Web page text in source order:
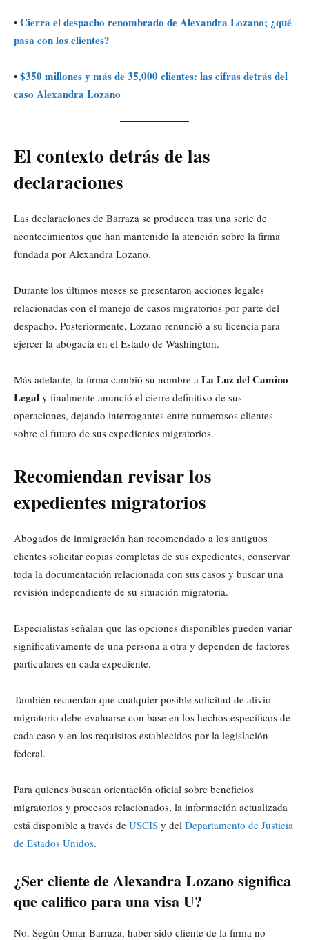
• Cierra el despacho renombrado de Alexandra Lozano; ¿qué
pasa con los clientes?
• $350 millones y más de 35,000 clientes: las cifras detrás del
caso Alexandra Lozano
El contexto detrás de las
declaraciones
Las declaraciones de Barraza se producen tras una serie de
acontecimientos que han mantenido la atención sobre la firma
fundada por Alexandra Lozano.
Durante los últimos meses se presentaron acciones legales
relacionadas con el manejo de casos migratorios por parte del
despacho. Posteriormente, Lozano renunció a su licencia para
ejercer la abogacía en el Estado de Washington.
Más adelante, la firma cambió su nombre a La Luz del Camino
Legal y finalmente anunció el cierre definitivo de sus
operaciones, dejando interrogantes entre numerosos clientes
sobre el futuro de sus expedientes migratorios.
Recomiendan revisar los
expedientes migratorios
Abogados de inmigración han recomendado a los antiguos
clientes solicitar copias completas de sus expedientes, conservar
toda la documentación relacionada con sus casos y buscar una
revisión independiente de su situación migratoria.
Especialistas señalan que las opciones disponibles pueden variar
significativamente de una persona a otra y dependen de factores
particulares en cada expediente.
También recuerdan que cualquier posible solicitud de alivio
migratorio debe evaluarse con base en los hechos específicos de
cada caso y en los requisitos establecidos por la legislación
federal.
Para quienes buscan orientación oficial sobre beneficios
migratorios y procesos relacionados, la información actualizada
está disponible a través de USCIS y del Departamento de Justicia
de Estados Unidos.
¿Ser cliente de Alexandra Lozano significa
que califico para una visa U?
No. Según Omar Barraza, haber sido cliente de la firma no